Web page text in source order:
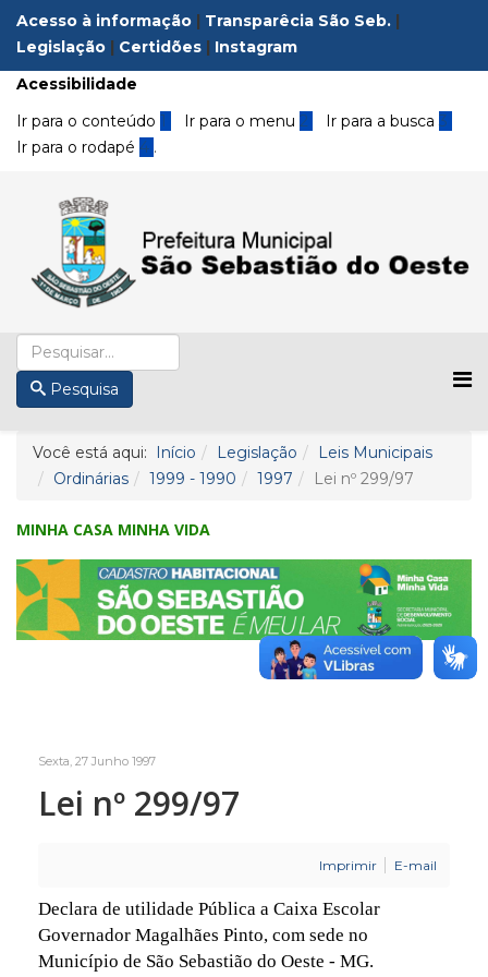
Acesso à informação | Transparêcia São Seb. |
Legislação | Certidões | Instagram
Acessibilidade
Ir para o conteúdo 1 Ir para o menu 2 Ir para a busca3
Ir para o rodapé 4 .
Pesquisa
Você está aqui: Início Legislação
Leis Municipais
Ordinárias
1999 - 1990 1997 Lei nº 299/97
MINHA CASA MINHA VIDA
Sexta, 27 Junho 1997
Lei nº 299/97
Imprimir E-mail
Declara de utilidade Pública a Caixa Escolar
Governador Magalhães Pinto, com sede no
Município de São Sebastião do Oeste - MG.